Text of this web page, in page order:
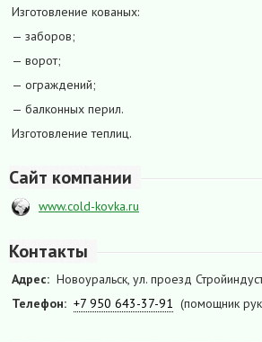
Изготовление кованых:
— заборов;
— ворот;
— ограждений;
— балконных перил.
Изготовление теплиц.
Сайт компании
www.cold-kovka.ru
Контакты
Адрес: Новоуральск, ул. проезд
Телефон: +7 950 643-37-91 (помощник